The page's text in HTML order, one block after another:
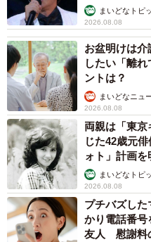
スーツケースの中にイン！（左か
ん（画像提供：またまた一匹増え
さん）
まいどなトピ
2026.08.08
お盆明けは
したい「離
ントは？
まいどなニュ
2026.08.08
両親は「東
じた42歳元
ォト」計画
む」まいどなトピ
2026.08.08
プチバズし
かり電話番号
友人 慰謝料